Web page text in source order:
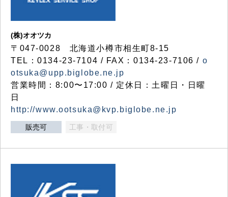
(株)オオツカ
〒047-0028 北海道小樽市相生町8-15
TEL：0134-23-7104 / FAX：0134-23-7106 / o
otsuka@upp.biglobe.ne.jp
営業時間：8:00〜17:00 / 定休日：土曜日・日曜
日
http://www.ootsuka@kvp.biglobe.ne.jp
販売可 工事・取付可